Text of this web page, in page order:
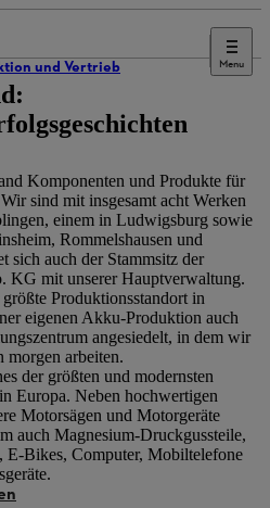
Menu
und Vertrieb
Komponenten und Produkte für
sind mit insgesamt acht Werken
einem in Ludwigsburg sowie
Rommelshausen und
sich auch der Stammsitz der
mit unserer Hauptverwaltung.
Produktionsstandort in
eigenen Akku-Produktion auch
angesiedelt, in dem wir
morgen arbeiten.
der größten und modernsten
Europa. Neben hochwertigen
Motorsägen und Motorgeräte
auch Magnesium-Druckgussteile,
E-Bikes, Computer, Mobiltelefone